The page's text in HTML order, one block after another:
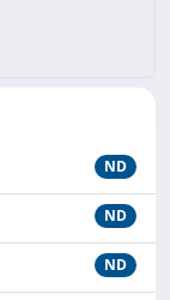
ND
ND
ND